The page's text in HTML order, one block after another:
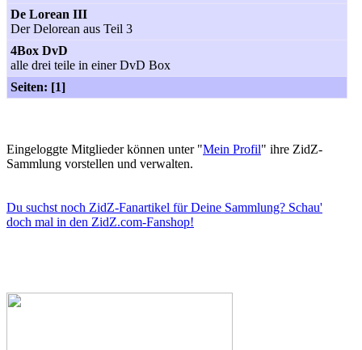
De Lorean III
Der Delorean aus Teil 3
4Box DvD
alle drei teile in einer DvD Box
Seiten: [1]
Eingeloggte Mitglieder können unter "Mein Profil" ihre ZidZ-
Sammlung vorstellen und verwalten.
Du suchst noch ZidZ-Fanartikel für Deine Sammlung? Schau'
doch mal in den ZidZ.com-Fanshop!